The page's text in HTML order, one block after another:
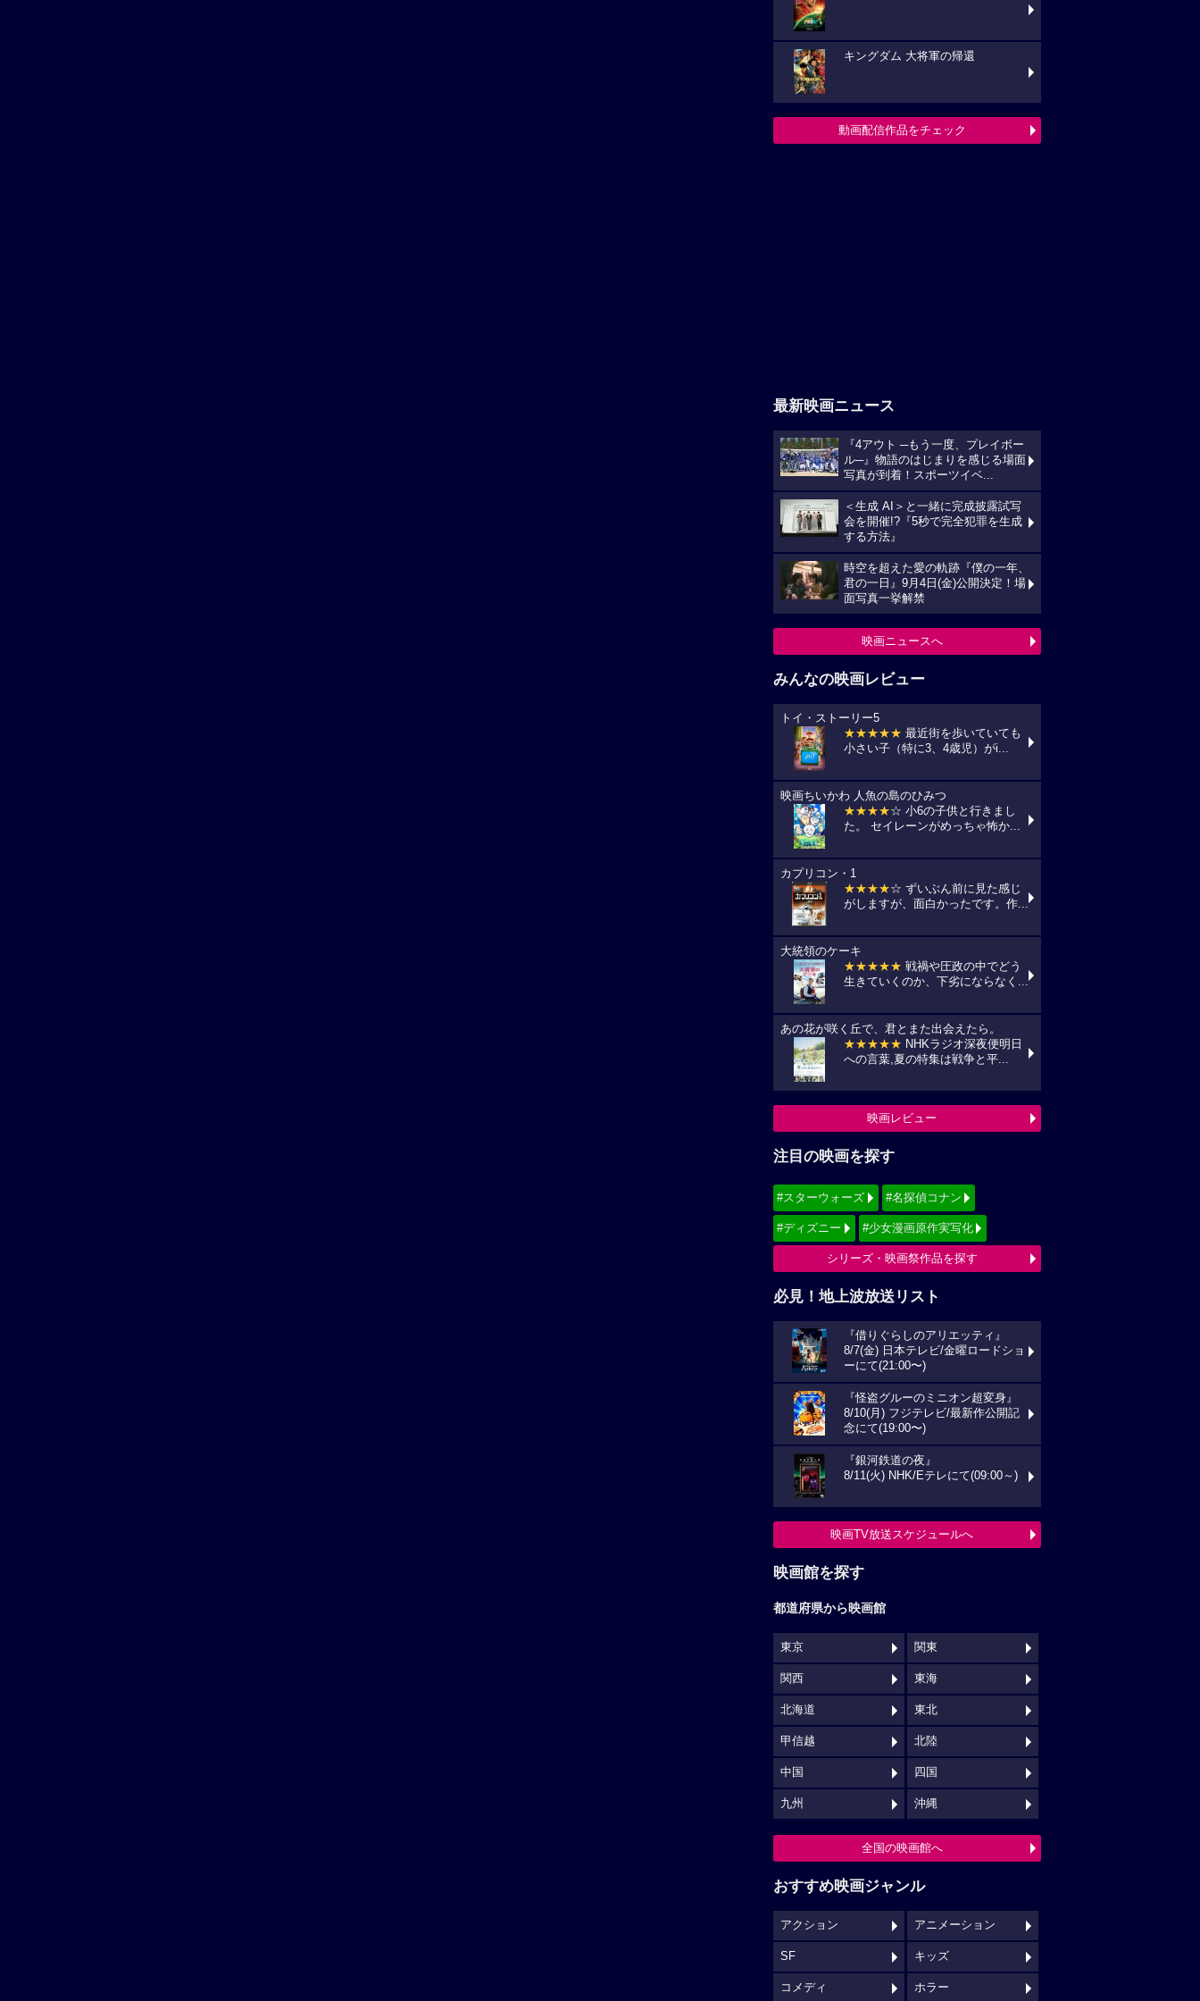
キングダム 大将軍の帰還
動画配信作品をチェック
最新映画ニュース
『4アウト ─もう一度、プレイボー
ル─』物語のはじまりを感じる場面
写真が到着！スポーツイベ...
＜生成 AI＞と一緒に完成披露試写
会を開催!?『5秒で完全犯罪を生成
する方法』
時空を超えた愛の軌跡『僕の一年、
君の一日』9月4日(金)公開決定！場
面写真一挙解禁
映画ニュースへ
みんなの映画レビュー
トイ・ストーリー5
★★★★★ 最近街を歩いていても
小さい子（特に3、4歳児）がi...
映画ちいかわ 人魚の島のひみつ
★★★★☆ 小6の子供と行きまし
た。 セイレーンがめっちゃ怖か...
カプリコン・1
★★★★☆ ずいぶん前に見た感じ
がしますが、面白かったです。作...
大統領のケーキ
★★★★★ 戦禍や圧政の中でどう
生きていくのか、下劣にならなく...
あの花が咲く丘で、君とまた出会えたら。
★★★★★ NHKラジオ深夜便明日
への言葉,夏の特集は戦争と平...
映画レビュー
注目の映画を探す
#スターウォーズ #名探偵コナン
#ディズニー #少女漫画原作実写化
シリーズ・映画祭作品を探す
必見！地上波放送リスト
『借りぐらしのアリエッティ』
8/7(金) 日本テレビ/金曜ロードショ
ーにて(21:00〜)
『怪盗グルーのミニオン超変身』
8/10(月) フジテレビ/最新作公開記
念にて(19:00〜)
『銀河鉄道の夜』
8/11(火) NHK/Eテレにて(09:00～)
映画TV放送スケジュールへ
映画館を探す
都道府県から映画館
東京 関東
関西 東海
北海道 東北
甲信越 北陸
中国 四国
九州 沖縄
全国の映画館へ
おすすめ映画ジャンル
アクション アニメーション
SF キッズ
コメディ ホラー